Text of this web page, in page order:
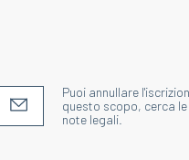
S'INSCRIRE À LA
Puoi annullare
questo scopo, cerca
note legali.